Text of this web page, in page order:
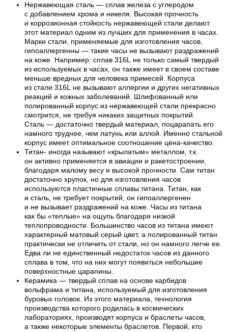
Нержавеющая сталь — сплав железа с углеродом
с добавлением хрома и никеля. Высокая прочность
и коррозионная стойкость нержавеющей стали делают
этот материал одним из лучших для применения в часах.
Марки стали, применяемые для изготовления часов,
гипоаллергенны — такие часы не вызывают раздражений
на коже. Например: сплав 316L не только самый твердый
из используемых в часах, он также имеет в своем составе
меньше вредных для человека примесей. Корпуса
из стали 316L не вызывают аллергии и других негативных
реакций и кожных заболеваний. Шлифованный или
полированный корпус из нержавеющей стали прекрасно
смотрится, не требуя никаких защитных покрытий.
Сталь — достаточно твердый материал, поцарапать его
намного труднее, чем латунь или аллой. Именно стальной
корпус имеет оптимальное соотношение цена-качество.
Титан- иногда называют «крылатым» металлом, т.к.
он активно применяется в авиации и ракетостроении,
благодаря малому весу и высокой прочности. Сам титан
достаточно хрупок, но для изготовления часов
используются пластичные сплавы титана. Титан, как
и сталь, не требует покрытий, он гипоаллергенен
и не вызывает раздражений на коже. Часы из титана
как бы «теплые» на ощупь благодаря низкой
теплопроводности. Большинство часов из титана имеют
характерный матовый серый цвет, а полированный титан
практически не отличить от стали, но он намного легче ее.
Едва ли не единственный недостаток часов из данного
сплава в том, что на них могут появиться небольшие
поверхностные царапины.
Керамика — твердый сплав на основе карбидов
вольфрама и титана, используемый для изготовления
буровых головок. Из этого материала, технология
производства которого родилась в космических
лабораториях, производят корпуса и браслеты часов,
а также некоторые элементы браслетов. Первой, кто